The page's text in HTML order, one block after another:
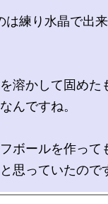
は練り水晶で出
溶かして固めた
んですね。
ボールを作って